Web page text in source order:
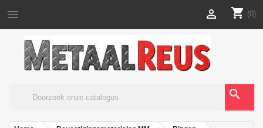
 shopping_cart (0)

search